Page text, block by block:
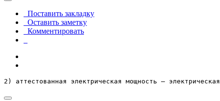
Поставить закладку
Оставить заметку
Комментировать
2) аттестованная электрическая мощность –